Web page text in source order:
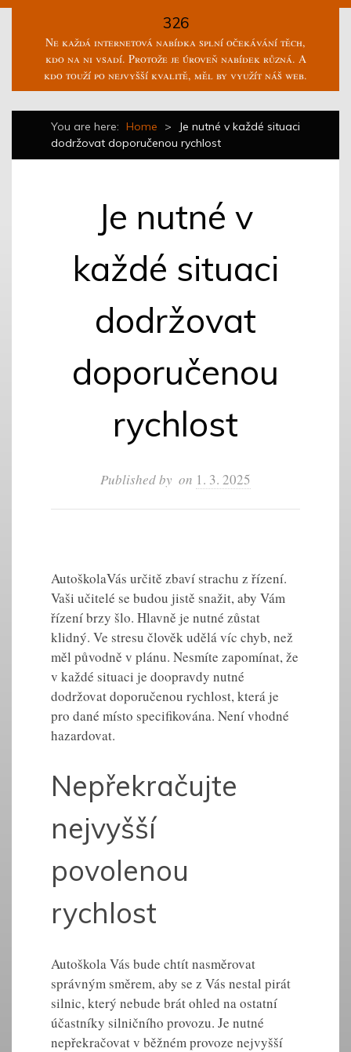
326
Ne každá internetová nabídka splní očekávání těch,
kdo na ni vsadí. Protože je úroveň nabídek různá. A
kdo touží po nejvyšší kvalitě, měl by využít náš web.
You are here: Home >
Je nutné v každé situaci
dodržovat doporučenou rychlost
Je nutné v
každé situaci
dodržovat
doporučenou
rychlost
Published by on 1. 3. 2025
AutoškolaVás určitě zbaví strachu z řízení.
Vaši učitelé se budou jistě snažit, aby Vám
řízení brzy šlo. Hlavně je nutné zůstat
klidný. Ve stresu člověk udělá víc chyb, než
měl původně v plánu. Nesmíte zapomínat, že
v každé situaci je doopravdy nutné
dodržovat doporučenou rychlost, která je
pro dané místo specifikována. Není vhodné
hazardovat.
Nepřekračujte
nejvyšší
povolenou
rychlost
Autoškola Vás bude chtít nasměrovat
správným směrem, aby se z Vás nestal pirát
silnic, který nebude brát ohled na ostatní
účastníky silničního provozu. Je nutné
nepřekračovat v běžném provoze nejvyšší